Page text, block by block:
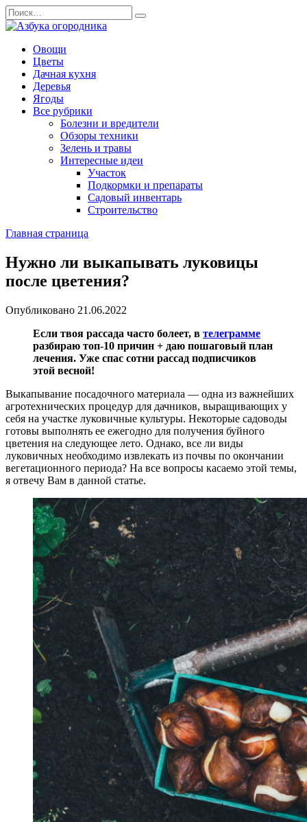
Перейти
к
содержанию
Search
for:
Овощи
Цветы
Дачная кухня
Деревья
Ягоды
Все рубрики
Болезни и вредители
Обзоры техники
Зелень и травы
Интересные идеи
Участок
Подкормки и препараты
Садовый инвентарь
Строительство
Главная страница
Нужно ли выкапывать луковицы
после цветения?
Опубликовано 21.06.2022
Если твоя рассада часто болеет, в телеграмме
разбираю топ-10 причин + даю пошаговый план
лечения. Уже спас сотни рассад подписчиков
этой весной!
Выкапывание посадочного материала — одна из важнейших
агротехнических процедур для дачников, выращивающих у
себя на участке луковичные культуры. Некоторые садоводы
готовы выполнять ее ежегодно для получения буйного
цветения на следующее лето. Однако, все ли виды
луковичных необходимо извлекать из почвы по окончании
вегетационного периода? На все вопросы касаемо этой темы,
я отвечу Вам в данной статье.